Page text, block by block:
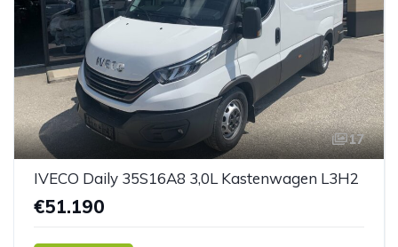
17
IVECO Daily 35S16A8 3,0L Kastenwagen L3H2
€51.190